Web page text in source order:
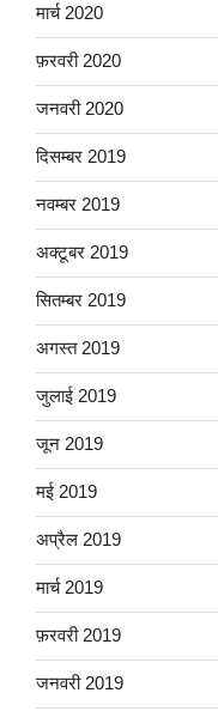
मार्च 2020
फ़रवरी 2020
जनवरी 2020
दिसम्बर 2019
नवम्बर 2019
अक्टूबर 2019
सितम्बर 2019
अगस्त 2019
जुलाई 2019
जून 2019
मई 2019
अप्रैल 2019
मार्च 2019
फ़रवरी 2019
जनवरी 2019